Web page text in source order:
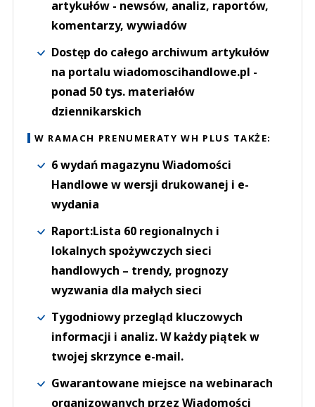
artykułów - newsów, analiz, raportów,
komentarzy, wywiadów
Dostęp do całego archiwum artykułów
na portalu wiadomoscihandlowe.pl -
ponad 50 tys. materiałów
dziennikarskich
W RAMACH PRENUMERATY WH PLUS TAKŻE:
6 wydań magazynu Wiadomości
Handlowe w wersji drukowanej i e-
wydania
Raport:Lista 60 regionalnych i
lokalnych spożywczych sieci
handlowych – trendy, prognozy
wyzwania dla małych sieci
Tygodniowy przegląd kluczowych
informacji i analiz. W każdy piątek w
twojej skrzynce e-mail.
Gwarantowane miejsce na webinarach
organizowanych przez Wiadomości